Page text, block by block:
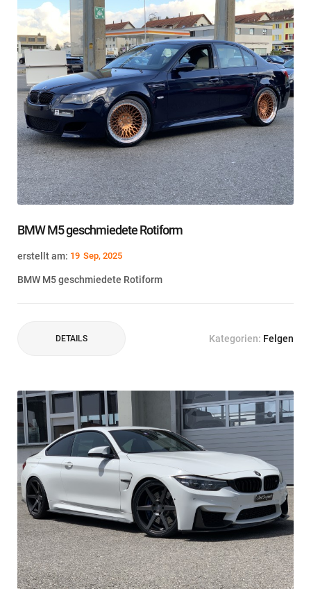
BMW M5 geschmiedete Rotiform
erstellt am: 19 Sep, 2025
BMW M5 geschmiedete Rotiform
DETAILS Kategorien: Felgen